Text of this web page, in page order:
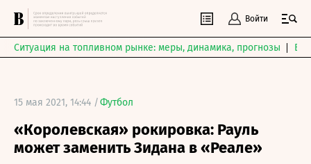
Войти
Ситуация на топливном рынке: меры, динамика, прогнозы
15 мая 2021, 14:44 /Футбол
«Королевская» рокировка: Рауль
может заменить Зидана в «Реале»